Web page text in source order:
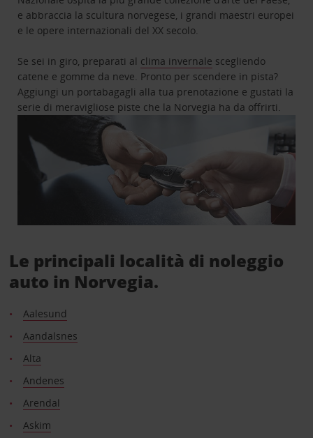
e abbraccia la scultura norvegese, i grandi maestri europei
e le opere internazionali del XX secolo.
Se sei in giro, preparati al clima invernale scegliendo
catene e gomme da neve. Pronto per scendere in pista?
Aggiungi un portabagagli alla tua prenotazione e gustati la
serie di meravigliose piste che la Norvegia ha da offrirti.
Le principali località di noleggio
auto in Norvegia.
Aalesund
Aandalsnes
Alta
Andenes
Arendal
Askim